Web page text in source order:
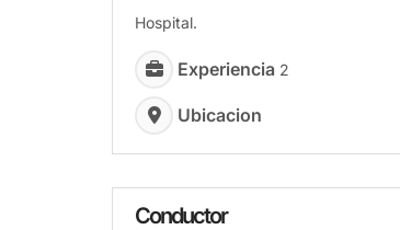
Hospital.
Experiencia 2
Ubicacion
Conductor